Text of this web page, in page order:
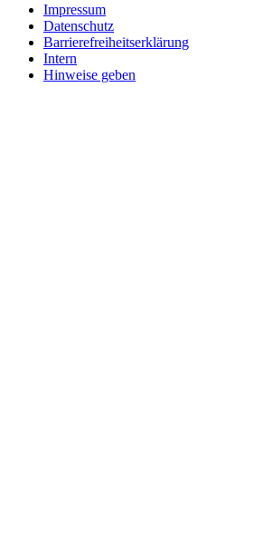
Impressum
Datenschutz
Barrierefreiheitserklärung
Intern
Hinweise geben